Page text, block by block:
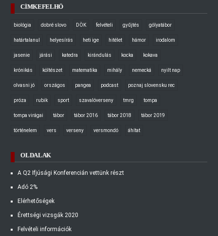
CÍMKEFELHŐ
biológia dobré slovo DÖK felvételi gyűjtés gólyatábor
határtalanul helyesírás heti ige hitélet hámor irodalom
jasenie járási katedra kirándulás kocka kokava
krónikás költészet matematika mihály nemecká nyilt nap
olvasni jó országos pangea podcast poznaj slovensku rec
próza rubik sport szavalóverseny tmrg tompa
tompa virágai tábor tábor 2016 tábor 2018 tábor 2019
történelem vers verseny versmondó áhítat
OLDALAK
A Q2 Ifjúsági Konferencián vettünk részt
Adó 2%
Elérhetőségek
Érettségi vizsgák 2020
Felvételi információk